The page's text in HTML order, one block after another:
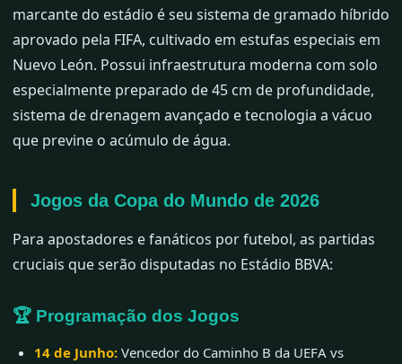
marcante do estádio é seu sistema de gramado híbrido
aprovado pela FIFA, cultivado em estufas especiais em
Nuevo León. Possui infraestrutura moderna com solo
especialmente preparado de 45 cm de profundidade,
sistema de drenagem avançado e tecnologia a vácuo
que previne o acúmulo de água.
Jogos da Copa do Mundo de 2026
Para apostadores e fanáticos por futebol, as partidas
cruciais que serão disputadas no Estádio BBVA:
🏆 Programação dos Jogos
14 de Junho: Vencedor do Caminho B da UEFA vs